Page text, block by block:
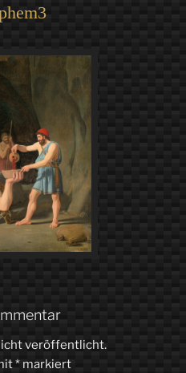
veröffentlicht.
* markiert